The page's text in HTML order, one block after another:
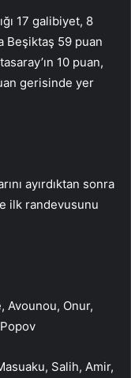
17 galibiyet, 8
Beşiktaş 59 puan
10 puan,
gerisinde yer
ayırdıktan sonra
ilk randevusunu
Avounou, Onur,
Salih, Amir,